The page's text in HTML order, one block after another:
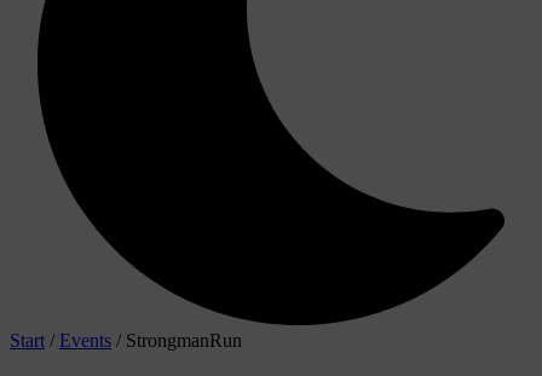
Start / Events / StrongmanRun